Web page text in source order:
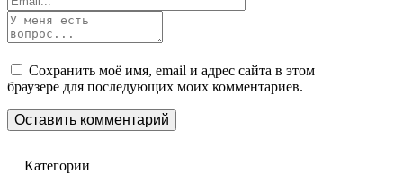
Сохранить моё имя, email и адрес сайта в этом
браузере для последующих моих комментариев.
Категории